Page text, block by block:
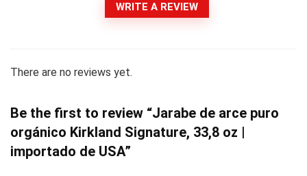
WRITE A REVIEW
There are no reviews yet.
Be the first to review “Jarabe de arce puro
orgánico Kirkland Signature, 33,8 oz |
importado de USA”